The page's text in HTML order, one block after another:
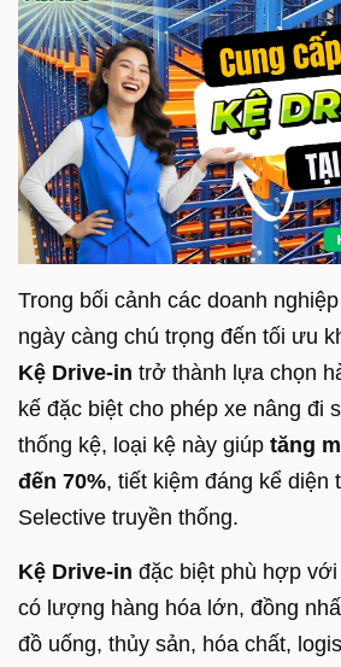
Trong bối cảnh các doanh
ngày càng chú trọng đến tối ưu
Kệ Drive-in trở thành lựa chọn
kế đặc biệt cho phép xe nâng đi
thống kệ, loại kệ này giúp tăng
đến 70%, tiết kiệm đáng kể diện
Selective truyền thống.
Kệ Drive-in đặc biệt phù hợp
có lượng hàng hóa lớn, đồng
đồ uống, thủy sản, hóa chất,